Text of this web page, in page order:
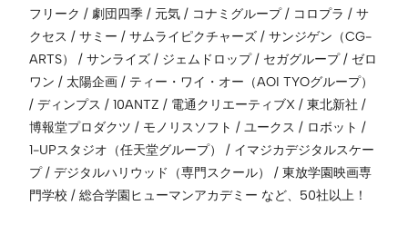
フリーク / 劇団四季 / 元気 / コナミグループ / コロプラ / サ
クセス / サミー / サムライピクチャーズ / サンジゲン（CG-
ARTS） / サンライズ / ジェムドロップ / セガグループ / ゼロ
ワン / 太陽企画 / ティー・ワイ・オー（AOI TYOグループ）
/ ディンプス / 10ANTZ / 電通クリエーティブX / 東北新社 /
博報堂プロダクツ / モノリスソフト / ユークス / ロボット /
1-UPスタジオ（任天堂グループ） / イマジカデジタルスケー
プ / デジタルハリウッド（専門スクール） / 東放学園映画専
門学校 / 総合学園ヒューマンアカデミー など、50社以上！